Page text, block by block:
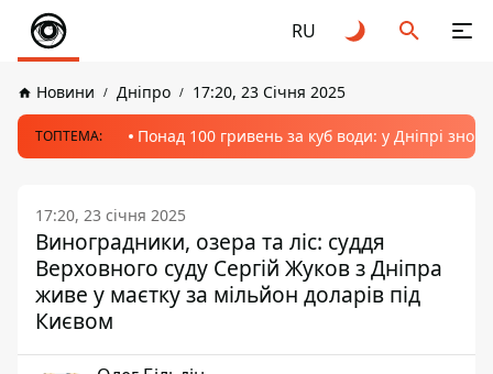
RU
Новини Дніпро 17:20, 23 Січня 2025
ТОПТЕМА: Понад 100 гривень за куб води: у Дніпрі
17:20, 23 січня 2025
Виноградники, озера та ліс: суддя
Верховного суду Сергій Жуков з Дніпра
живе у маєтку за мільйон доларів під
Києвом